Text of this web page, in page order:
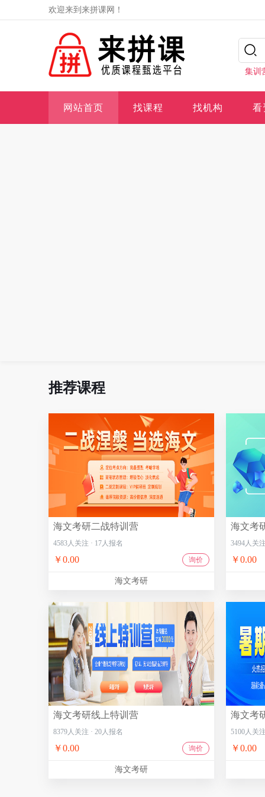
欢迎来到来拼课网！
集训
网站首页 找课程 找机构 看
推荐课程
海文考研二战特训营
4583人关注 · 17人报名
￥0.00 询价
海文考研
海文考
3494人关
￥0.00
海文考研线上特训营
8379人关注 · 20人报名
￥0.00 询价
海文考研
海文考
5100人关
￥0.00